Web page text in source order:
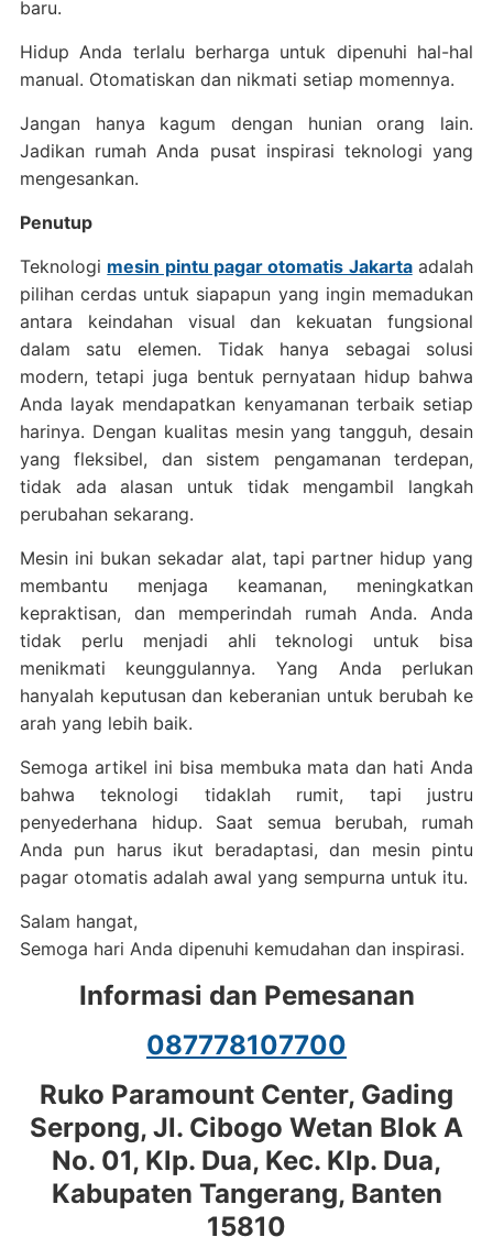
baru.
Hidup Anda terlalu berharga untuk dipenuhi hal-hal
manual. Otomatiskan dan nikmati setiap momennya.
Jangan hanya kagum dengan hunian orang lain.
Jadikan rumah Anda pusat inspirasi teknologi yang
mengesankan.
Penutup
Teknologi mesin pintu pagar otomatis Jakartaadalah
pilihan cerdas untuk siapapun yang ingin memadukan
antara keindahan visual dan kekuatan fungsional
dalam satu elemen. Tidak hanya sebagai solusi
modern, tetapi juga bentuk pernyataan hidup bahwa
Anda layak mendapatkan kenyamanan terbaik setiap
harinya. Dengan kualitas mesin yang tangguh, desain
yang fleksibel, dan sistem pengamanan terdepan,
tidak ada alasan untuk tidak mengambil langkah
perubahan sekarang.
Mesin ini bukan sekadar alat, tapi partner hidup yang
membantu menjaga keamanan, meningkatkan
kepraktisan, dan memperindah rumah Anda. Anda
tidak perlu menjadi ahli teknologi untuk bisa
menikmati keunggulannya. Yang Anda perlukan
hanyalah keputusan dan keberanian untuk berubah ke
arah yang lebih baik.
Semoga artikel ini bisa membuka mata dan hati Anda
bahwa teknologi tidaklah rumit, tapi justru
penyederhana hidup. Saat semua berubah, rumah
Anda pun harus ikut beradaptasi, dan mesin pintu
pagar otomatis adalah awal yang sempurna untuk itu.
Salam hangat,
Semoga hari Anda dipenuhi kemudahan dan inspirasi.
Informasi dan Pemesanan
087778107700
Ruko Paramount Center, Gading
Serpong, Jl. Cibogo Wetan Blok A
No. 01, Klp. Dua, Kec. Klp. Dua,
Kabupaten Tangerang, Banten
15810